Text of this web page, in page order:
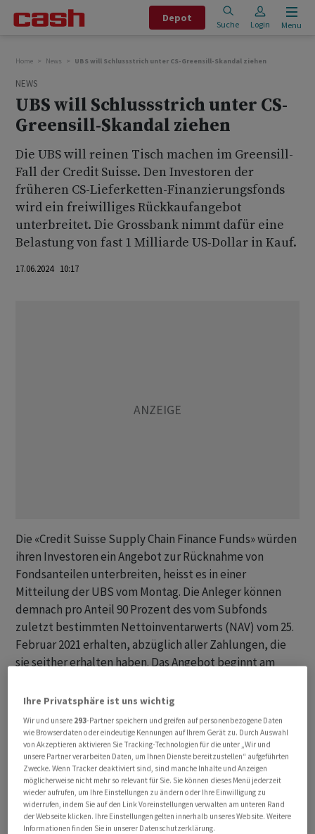
Depot
Suche Login Menu
Home News UBS will Schlussstrich unter CS-Greensill-Skandal ziehen
NEWS
UBS will Schlussstrich unter CS-
Greensill-Skandal ziehen
Die UBS will reinen Tisch machen im Greensill-
Fall der Credit Suisse. Den Investoren der
früheren CS-Lieferketten-Finanzierungsfonds
wird ein freiwilliges Rückkaufangebot
unterbreitet. Die Grossbank nimmt dafür eine
Belastung von fast 1 Milliarde US-Dollar in Kauf.
17.06.2024 10:17
Die «Credit Suisse Supply Chain Finance Funds» würden
ihren Investoren ein Angebot zur Rücknahme von
Fondsanteilen unterbreiten, heisst es in einer
Mitteilung der UBS vom Montag. Die Anleger können
demnach pro Anteil 90 Prozent des vom Subfonds
zuletzt bestimmten Nettoinventarwerts (NAV) vom 25.
Februar 2021 erhalten, abzüglich aller Zahlungen, die
sie seither erhalten haben. Das Angebot beginnt am
Die UBS will den Kunden zeigen, dass sie es ernst meint
mit der Aufarbeitung der CS-Altlasten: Das Angebot
solle den Fondsanlegern Sicherheit geben, so die Bank.
Die Investoren könnten so beschleunigt aus ihren
Positionen aussteigen und «ein hohes Mass» an
finanzieller Entschädigung erhalten. Damit dürfte auch
ein Hindernis für neue Investitionen oder Geschäfte aus
Ihre Privatsphäre ist uns wichtig
Wir und unsere 293-Partner speichern und greifen auf personenbezogene Daten
wie Browserdaten oder eindeutige Kennungen auf Ihrem Gerät zu. Durch Auswahl
von Akzeptieren aktivieren Sie Tracking-Technologien für die unter „Wir und
unsere Partner verarbeiten Daten, um Ihnen Dienste bereitzustellen“ aufgeführten
Zwecke. Wenn Tracker deaktiviert sind, sind manche Inhalte und Anzeigen
möglicherweise nicht mehr so relevant für Sie. Sie können dieses Menü jederzeit
wieder aufrufen, um Ihre Einstellungen zu ändern oder Ihre Einwilligung zu
widerrufen, indem Sie auf den Link Voreinstellungen verwalten am unteren Rand
der Webseite klicken. Ihre Einstellungen gelten innerhalb unseres Website. Weitere
Informationen finden Sie in unserer Datenschutzerklärung.